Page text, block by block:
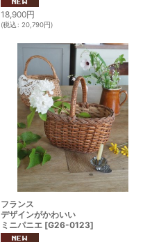
18,900円
(税込: 20,790円)
フランス
デザインがかわいい
ミニパニエ [G26-0123]